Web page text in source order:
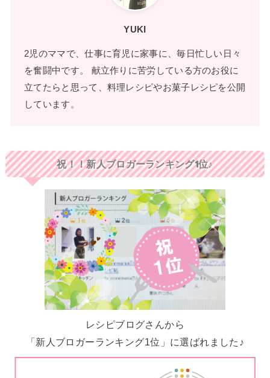
YUKI
2児のママで、仕事に育児に家事に、毎日忙しい日々
を奮闘中です。 献立作りに苦労している方のお役に
立てたらと思って、料理レシピやお菓子レシピを公開
しています。
祝！！新人ブロガーランキング1位♪
レシピブログさんから
「新人ブロガーランキング1位」に選ばれました♪